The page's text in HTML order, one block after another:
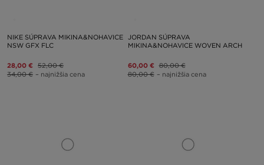
NIKE SÚPRAVA MIKINA&NOHAVICE
NSW GFX FLC
28,00 € 52,00 €
34,00 € – najnižšia cena
JORDAN SÚPRAVA
MIKINA&NOHAVICE WOVEN ARCH
60,00 € 80,00 €
80,00 € – najnižšia cena